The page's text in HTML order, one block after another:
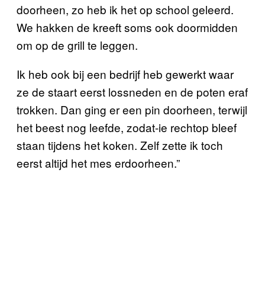
doorheen, zo heb ik het op school geleerd.
We hakken de kreeft soms ook doormidden
om op de grill te leggen.
Ik heb ook bij een bedrijf heb gewerkt waar
ze de staart eerst lossneden en de poten eraf
trokken. Dan ging er een pin doorheen, terwijl
het beest nog leefde, zodat-ie rechtop bleef
staan tijdens het koken. Zelf zette ik toch
eerst altijd het mes erdoorheen.”